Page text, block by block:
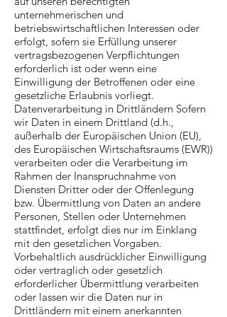
unternehmerischen und
betriebswirtschaftlichen Interessen oder
erfolgt, sofern sie Erfüllung unserer
vertragsbezogenen Verpflichtungen
erforderlich ist oder wenn eine
Einwilligung der Betroffenen oder eine
gesetzliche Erlaubnis vorliegt.
Datenverarbeitung in Drittländern Sofern
wir Daten in einem Drittland (d.h.,
außerhalb der Europäischen Union (EU),
des Europäischen Wirtschaftsraums (EWR))
verarbeiten oder die Verarbeitung im
Rahmen der Inanspruchnahme von
Diensten Dritter oder der Offenlegung
bzw. Übermittlung von Daten an andere
Personen, Stellen oder Unternehmen
stattfindet, erfolgt dies nur im Einklang
mit den gesetzlichen Vorgaben.
Vorbehaltlich ausdrücklicher Einwilligung
oder vertraglich oder gesetzlich
erforderlicher Übermittlung verarbeiten
oder lassen wir die Daten nur in
Drittländern mit einem anerkannten